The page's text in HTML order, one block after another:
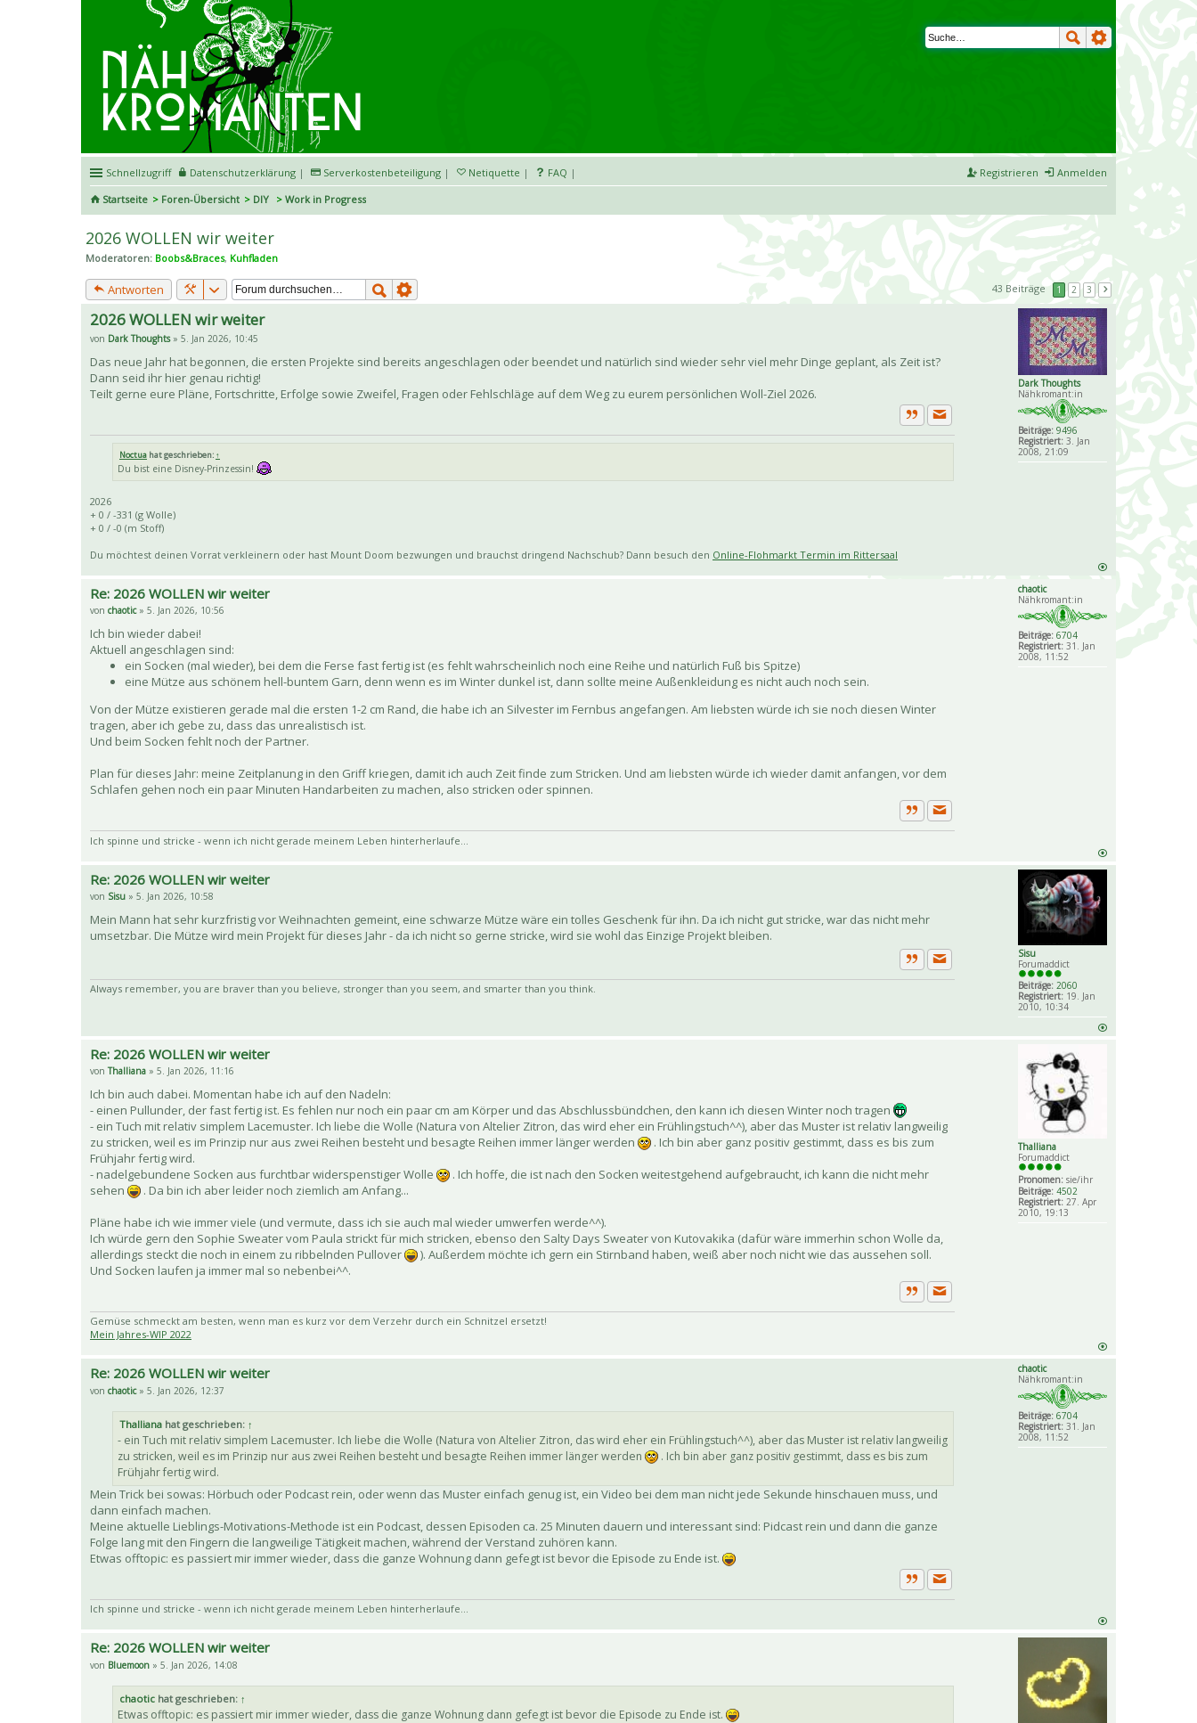
Schnellzugriff Datenschutzerklärung | Serverkostenbeteiligung | Netiquette | FAQ | Anmelden
Registrieren
Startseite
Foren-Übersicht DIY Work in Progress
2026 WOLLEN wir weiter
Moderatoren: Boobs&Braces, Kuhfladen
Antworten 43 Beiträge 1 2 3
Dark Thoughts
Nähkromant:in
Beiträge: 9496
Registriert: 3. Jan
2008, 21:09
2026 WOLLEN wir weiter
von Dark Thoughts» 5. Jan 2026, 10:45
Das neue Jahr hat begonnen, die ersten Projekte sind bereits angeschlagen oder beendet und natürlich sind wieder sehr viel mehr Dinge geplant, als Zeit ist?
Dann seid ihr hier genau richtig!
Teilt gerne eure Pläne, Fortschritte, Erfolge sowie Zweifel, Fragen oder Fehlschläge auf dem Weg zu eurem persönlichen Woll-Ziel 2026.
ZitatPrivate Nachricht senden
Noctua hat geschrieben: ↑
Du bist eine Disney-Prinzessin!
2026
+ 0 / -331 (g Wolle)
+ 0 / -0 (m Stoff)
Du möchtest deinen Vorrat verkleinern oder hast Mount Doom bezwungen und brauchst dringend Nachschub? Dann besuch den Online-Flohmarkt Termin im Rittersaal
chaotic
Nähkromant:in
Beiträge: 6704
Registriert: 31. Jan
2008, 11:52
Re: 2026 WOLLEN wir weiter
von chaotic» 5. Jan 2026, 10:56
Ich bin wieder dabei!
Aktuell angeschlagen sind:
ein Socken (mal wieder), bei dem die Ferse fast fertig ist (es fehlt wahrscheinlich noch eine Reihe und natürlich Fuß bis Spitze)
eine Mütze aus schönem hell-buntem Garn, denn wenn es im Winter dunkel ist, dann sollte meine Außenkleidung es nicht auch noch sein.
Von der Mütze existieren gerade mal die ersten 1-2 cm Rand, die habe ich an Silvester im Fernbus angefangen. Am liebsten würde ich sie noch diesen Winter
tragen, aber ich gebe zu, dass das unrealistisch ist.
Und beim Socken fehlt noch der Partner.
Plan für dieses Jahr: meine Zeitplanung in den Griff kriegen, damit ich auch Zeit finde zum Stricken. Und am liebsten würde ich wieder damit anfangen, vor dem
Schlafen gehen noch ein paar Minuten Handarbeiten zu machen, also stricken oder spinnen.
ZitatPrivate Nachricht senden
Ich spinne und stricke - wenn ich nicht gerade meinem Leben hinterherlaufe...
Sisu
Forumaddict
Beiträge: 2060
Registriert: 19. Jan
2010, 10:34
Re: 2026 WOLLEN wir weiter
von Sisu » 5. Jan 2026, 10:58
Mein Mann hat sehr kurzfristig vor Weihnachten gemeint, eine schwarze Mütze wäre ein tolles Geschenk für ihn. Da ich nicht gut stricke, war das nicht mehr
umsetzbar. Die Mütze wird mein Projekt für dieses Jahr - da ich nicht so gerne stricke, wird sie wohl das Einzige Projekt bleiben.
ZitatPrivate Nachricht senden
Always remember, you are braver than you believe, stronger than you seem, and smarter than you think.
Thalliana
Forumaddict
Pronomen: sie/ihr
Beiträge: 4502
Registriert: 27. Apr
2010, 19:13
Re: 2026 WOLLEN wir weiter
vonThalliana » 5. Jan 2026, 11:16
Ich bin auch dabei. Momentan habe ich auf den Nadeln:
- einen Pullunder, der fast fertig ist. Es fehlen nur noch ein paar cm am Körper und das Abschlussbündchen, den kann ich diesen Winter noch tragen
- ein Tuch mit relativ simplem Lacemuster. Ich liebe die Wolle (Natura von Altelier Zitron, das wird eher ein Frühlingstuch^^), aber das Muster ist relativ langweilig
zu stricken, weil es im Prinzip nur aus zwei Reihen besteht und besagte Reihen immer länger werden
. Ich bin aber ganz positiv gestimmt, dass es bis zum
Frühjahr fertig wird.
- nadelgebundene Socken aus furchtbar widerspenstiger Wolle
. Ich hoffe, die ist nach den Socken weitestgehend aufgebraucht, ich kann die nicht mehr
sehen
. Da bin ich aber leider noch ziemlich am Anfang...
Pläne habe ich wie immer viele (und vermute, dass ich sie auch mal wieder umwerfen werde^^).
Ich würde gern den Sophie Sweater vom Paula strickt für mich stricken, ebenso den Salty Days Sweater von Kutovakika (dafür wäre immerhin schon Wolle da,
allerdings steckt die noch in einem zu ribbelnden Pullover
). Außerdem möchte ich gern ein Stirnband haben, weiß aber noch nicht wie das aussehen soll.
Und Socken laufen ja immer mal so nebenbei^^.
ZitatPrivate Nachricht senden
Gemüse schmeckt am besten, wenn man es kurz vor dem Verzehr durch ein Schnitzel ersetzt!
Mein Jahres-WIP 2022
chaotic
Nähkromant:in
Beiträge: 6704
Registriert: 31. Jan
2008, 11:52
Re: 2026 WOLLEN wir weiter
von chaotic» 5. Jan 2026, 12:37
Thalliana hat geschrieben: ↑
- ein Tuch mit relativ simplem Lacemuster. Ich liebe die Wolle (Natura von Altelier Zitron, das wird eher ein Frühlingstuch^^), aber das Muster ist relativ langweilig
zu stricken, weil es im Prinzip nur aus zwei Reihen besteht und besagte Reihen immer länger werden
. Ich bin aber ganz positiv gestimmt, dass es bis zum
Frühjahr fertig wird.
Mein Trick bei sowas: Hörbuch oder Podcast rein, oder wenn das Muster einfach genug ist, ein Video bei dem man nicht jede Sekunde hinschauen muss, und
dann einfach machen.
Meine aktuelle Lieblings-Motivations-Methode ist ein Podcast, dessen Episoden ca. 25 Minuten dauern und interessant sind: Pidcast rein und dann die ganze
Folge lang mit den Fingern die langweilige Tätigkeit machen, während der Verstand zuhören kann.
Etwas offtopic: es passiert mir immer wieder, dass die ganze Wohnung dann gefegt ist bevor die Episode zu Ende ist.
ZitatPrivate Nachricht senden
Ich spinne und stricke - wenn ich nicht gerade meinem Leben hinterherlaufe...
Re: 2026 WOLLEN wir weiter
von Bluemoon » 5. Jan 2026, 14:08
chaotic hat geschrieben: ↑
Etwas offtopic: es passiert mir immer wieder, dass die ganze Wohnung dann gefegt ist bevor die Episode zu Ende ist.